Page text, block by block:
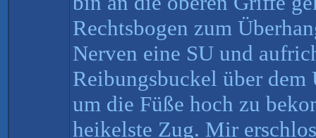
Rechtsbogen zum
Nerven eine SU und
Reibungsbuckel über
um die Füße hoch zu
heikelste Zug. Mir